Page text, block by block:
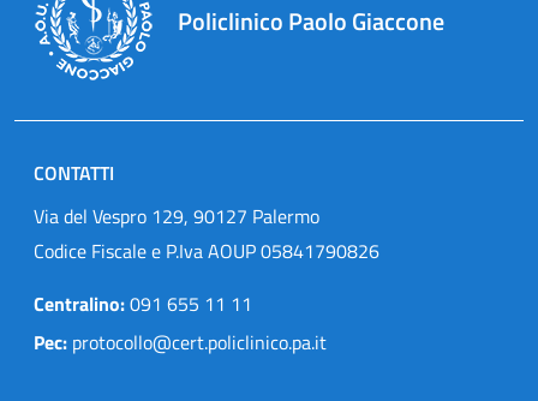
Policlinico Paolo Giaccone
CONTATTI
Via del Vespro 129, 90127 Palermo
Codice Fiscale e P.Iva AOUP 05841790826
Centralino:091 655 11 11
Pec: protocollo@cert.policlinico.pa.it